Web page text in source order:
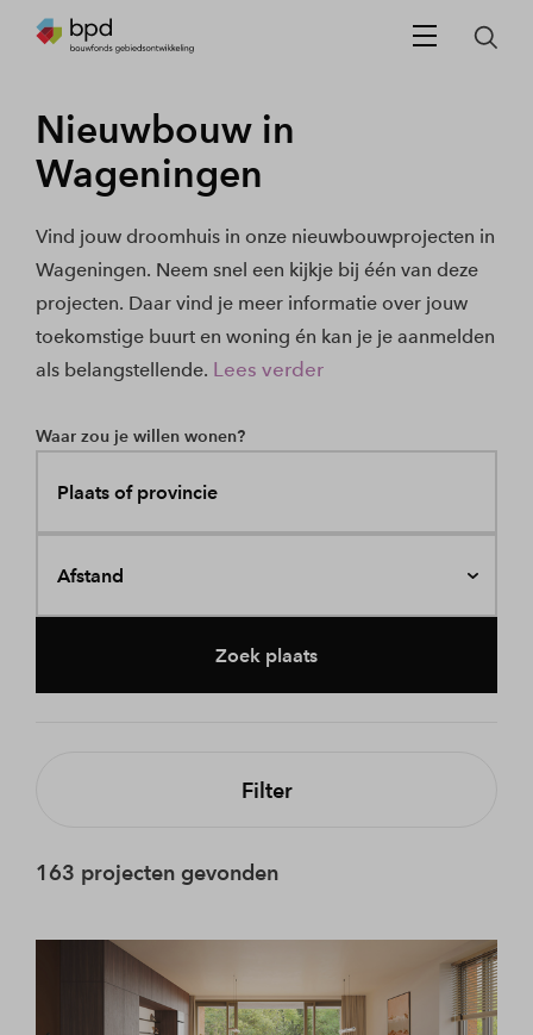
Nieuwbouw in
Wageningen
Vind jouw droomhuis in onze nieuwbouwprojecten in
Wageningen. Neem snel een kijkje bij één van deze
projecten. Daar vind je meer informatie over jouw
toekomstige buurt en woning én kan je je aanmelden
als belangstellende. Lees verder
Waar zou je willen wonen?
Plaats of provincie
Afstand
Zoek plaats
Filter
163 projecten gevonden